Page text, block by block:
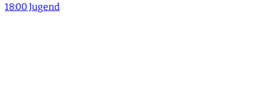
18:00 Jugend